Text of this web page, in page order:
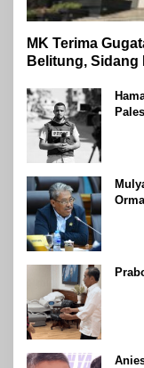
MK Terima
Belitung, Sidang